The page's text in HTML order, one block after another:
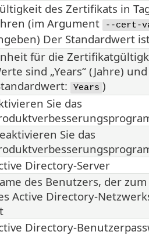
des Zertifikats in
(im Argument
--cert-
Der Standardwert
für die
sind „Years“ (Jahre) und
Years )
Sie das
Sie das
Directory-Server
des Benutzers, der
Active Directory-
Directory-